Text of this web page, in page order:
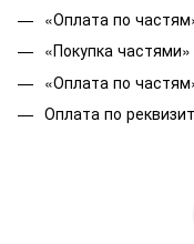
«Оплата по
«Покупка
«Оплата по
Оплата по